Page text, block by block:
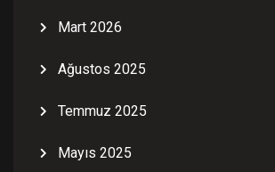
Mart 2026
Ağustos 2025
Temmuz 2025
Mayıs 2025